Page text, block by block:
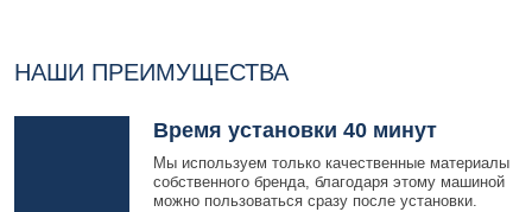
НАШИ ПРЕИМУЩЕСТВА
Время установки 40 минут
Мы используем только качественные материалы
собственного бренда, благодаря этому машиной
можно пользоваться сразу после установки.